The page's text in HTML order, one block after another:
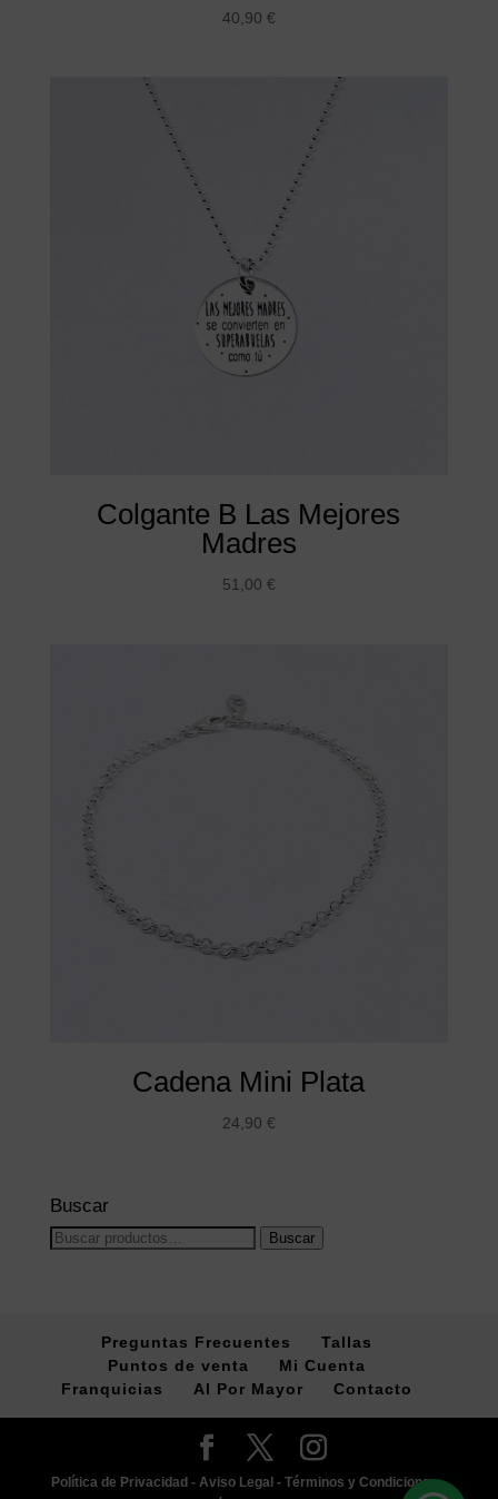
40,90 €
Colgante B Las Mejores
Madres
51,00 €
Cadena Mini Plata
24,90 €
Buscar
Buscar
Buscar
Preguntas Frecuentes
Tallas
Puntos de venta
Mi Cuenta
Franquicias
Al Por Mayor Contacto
Política de Privacidad - Aviso Legal -Términos y Condiciones -